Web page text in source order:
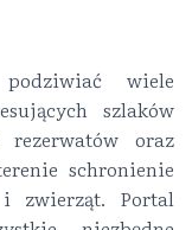
wiele
szlaków
rezerwatów oraz
schronienie
zwierząt. Portal